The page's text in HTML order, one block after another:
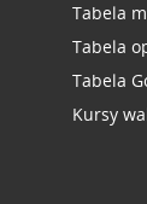
Tabela
Tabela
Tabela
Kursy